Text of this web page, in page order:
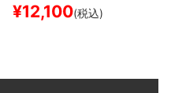
ボー¥12,100(税込)